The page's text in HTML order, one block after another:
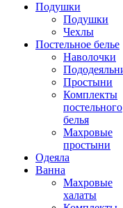
Подушки
Подушки
Чехлы
Постельное белье
Наволочки
Простыни
Комплекты
постельного
белья
Махровые
простыни
Одеяла
Ванна
Махровые
халаты